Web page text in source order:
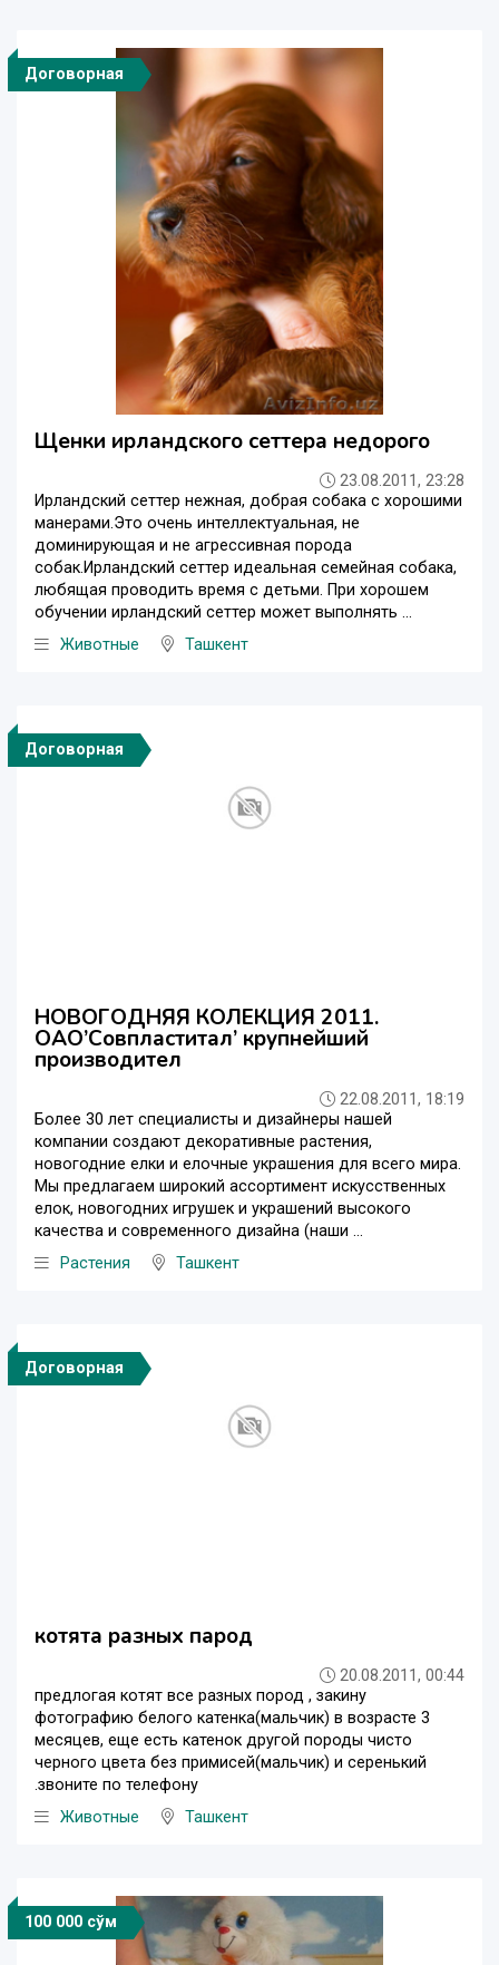
Договорная
Щенки ирландского сеттера недорого
23.08.2011, 23:28
Ирландский сеттер нежная, добрая собака с хорошими
манерами.Это очень интеллектуальная, не
доминирующая и не агрессивная порода
собак.Ирландский сеттер идеальная семейная собака,
любящая проводить время с детьми. При хорошем
обучении ирландский сеттер может выполнять ...
Животные
Ташкент
Договорная
НОВОГОДНЯЯ КОЛЕКЦИЯ 2011.
OAO’Совпластитал’ крупнейший
производител
22.08.2011, 18:19
Более 30 лет специалисты и дизайнеры нашей
компании создают декоративные растения,
новогодние елки и елочные украшения для всего мира.
Мы предлагаем широкий ассортимент искусственных
елок, новогодних игрушек и украшений высокого
качества и современного дизайна (наши ...
Растения
Ташкент
Договорная
котята разных парод
20.08.2011, 00:44
предлогая котят все разных пород , закину
фотографию белого катенка(мальчик) в возрасте 3
месяцев, еще есть катенок другой породы чисто
черного цвета без примисей(мальчик) и серенький
.звоните по телефону
Животные
Ташкент
100 000 сўм